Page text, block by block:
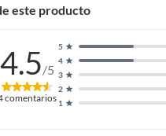
este producto
4.5/5
comentarios 1
2
3
4
5